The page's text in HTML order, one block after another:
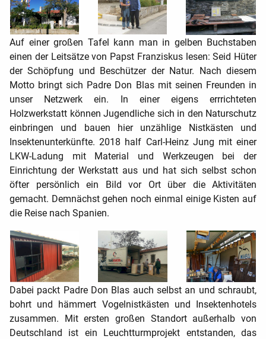
Auf einer großen Tafel kann man in gelben Buchstaben
einen der Leitsätze von Papst Franziskus lesen: Seid Hüter
der Schöpfung und Beschützer der Natur. Nach diesem
Motto bringt sich Padre Don Blas mit seinen Freunden in
unser Netzwerk ein. In einer eigens errrichteten
Holzwerkstatt können Jugendliche sich in den Naturschutz
einbringen und bauen hier unzählige Nistkästen und
Insektenunterkünfte. 2018 half Carl-Heinz Jung mit einer
LKW-Ladung mit Material und Werkzeugen bei der
Einrichtung der Werkstatt aus und hat sich selbst schon
öfter persönlich ein Bild vor Ort über die Aktivitäten
gemacht. Demnächst gehen noch einmal einige Kisten auf
die Reise nach Spanien.
Dabei packt Padre Don Blas auch selbst an und schraubt,
bohrt und hämmert Vogelnistkästen und Insektenhotels
zusammen. Mit ersten großen Standort außerhalb von
Deutschland ist ein Leuchtturmprojekt entstanden, das